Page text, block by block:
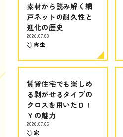
素材から読み解く網
戸ネットの耐久性と
進化の歴史
2026.07.08
害虫
賃貸住宅でも楽しめ
る剥がせるタイプの
クロスを用いたＤＩ
Ｙの魅力
2026.07.06
家